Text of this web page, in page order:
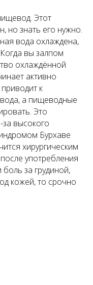
Этот
но знать его нужно.
вода охлаждена,
вы залпом
охлаждённой
активно
к
а пищеводные
Это
высокого
Бурхаве
хирургическим
употребления
за грудиной,
кожей, то срочно